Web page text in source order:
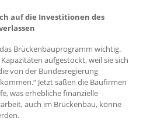
auf die Investitionen des
Brückenbauprogramm wichtig.
aufgestockt, weil sie sich
von der Bundesregierung
Jetzt säßen die Baufirmen
was erhebliche finanzielle
auch im Brückenbau, könne